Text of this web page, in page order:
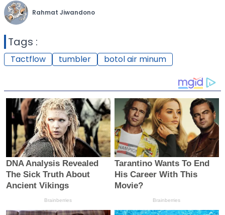
Rahmat Jiwandono
Tags :
Tactflow tumbler botol air minum